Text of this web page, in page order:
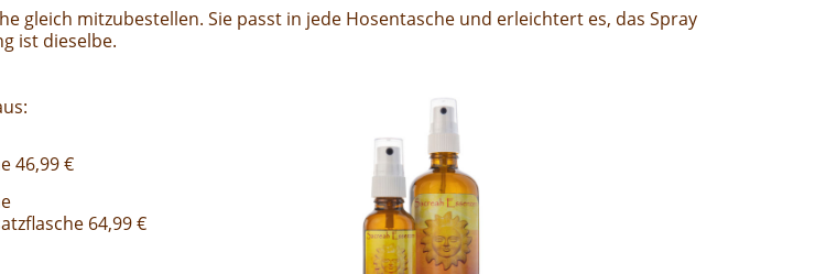
gleich mitzubestellen. Sie passt in jede Hosentasche und erleichtert es, das Spray
ist dieselbe.
46,99 €
64,99 €